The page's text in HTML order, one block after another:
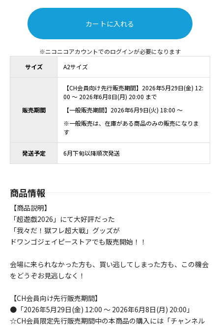
サイズ A2サイズ
販売期間
【CH会員向け先行販売期間】2026年5月29日(金) 12:
00 ～ 2026年6月8日(月) 20:00 まで
【一般販売期間】2026年6月9日(火) 18:00 ～
※一般販売は、在庫がある商品のみの販売になりま
す
発送予定 6月下旬以降順次発送
カートに入れる
ニコニコアカウントでのログインが必要になります
商品情報
【商品説明】
「超遊戯2026」にて大好評だった
「我々だ！獄フレ超大戦」グッズが
ドワンゴジェイピーストアでも販売開始！！
会場に来られなかった方も、買い逃してしまった方も、この機会
をどうぞお見逃しなく！
【CH会員向け先行販売期間】
●「2026年5月29日(金) 12:00 ～ 2026年6月8日(月) 20:00」
☆CH会員限定先行販売期間中の本商品の購入には「チャンネル